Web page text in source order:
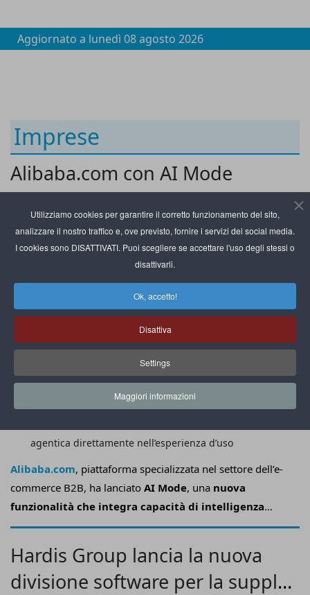
Utilizziamo cookies per garantire il corretto funzionamento del sito,
analizzare il nostro traffico e, ove previsto, fornire i servizi dei social media.
I cookies sono DISATTIVATI. Puoi scegliere se accettare l'uso degli stessi o
disattivarli.
Ok, accetto!
Disattiva
Settings
Maggiori informazioni
Aggiornato a lunedì 08 agosto 2026
Imprese
Alibaba.com con AI Mode
automatizza l’esperienza
commerciale B2B
Alibaba.com, piattaforma specializzata nel settore dell’e-
commerce B2B, ha lanciato AI Mode, una nuova
funzionalità che integra capacità di intelligenza
artificiale agentica direttamente nell’esperienza di
agentica direttamente nell’esperienza d’uso
Hardis Group lancia la nuova
divisione software per la supply